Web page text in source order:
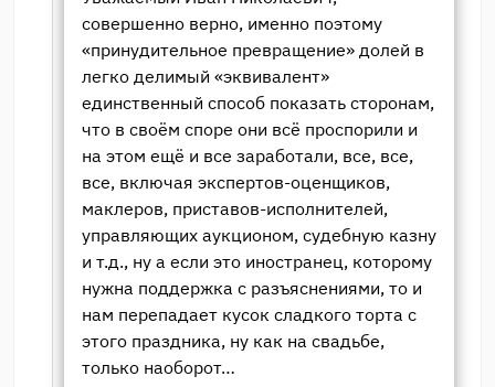
совершенно верно, именно поэтому
«принудительное превращение» долей в
легко делимый «эквивалент»
единственный способ показать сторонам,
что в своём споре они всё проспорили и
на этом ещё и все заработали, все, все,
все, включая экспертов-оценщиков,
маклеров, приставов-исполнителей,
управляющих аукционом, судебную казну
и т.д., ну а если это иностранец, которому
нужна поддержка с разъяснениями, то и
нам перепадает кусок сладкого торта с
этого праздника, ну как на свадьбе,
только наоборот…